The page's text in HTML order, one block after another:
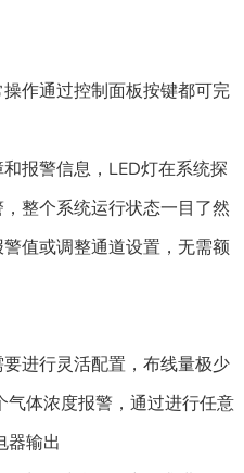
作通过控制面板按键都可完
报警信息，LED灯在系统探
整个系统运行状态一目了然
值或调整通道设置，无需额
进行灵活配置，布线量极少
体浓度报警，通过进行任意
器输出